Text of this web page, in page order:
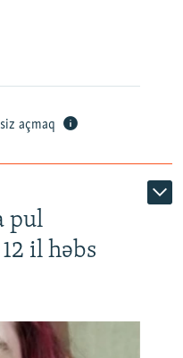
açmaq
pul
il həbs